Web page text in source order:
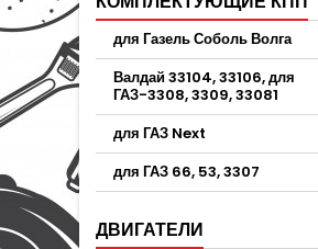
для Газель Соболь Волга
Валдай 33104, 33106, для
ГАЗ-3308, 3309, 33081
для ГАЗ Next
для ГАЗ 66, 53, 3307
ДВИГАТЕЛИ